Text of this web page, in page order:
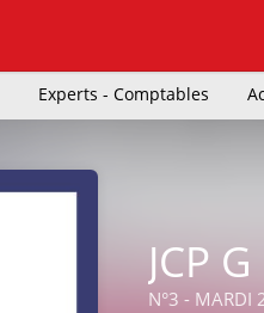
Experts - Comptables
JCP G
N°3 - MARDI